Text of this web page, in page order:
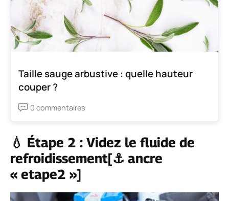
Taille sauge arbustive : quelle hauteur
couper ?
0 commentaires
💧 Étape 2 : Videz le fluide de
refroidissement[⚓ ancre
« etape2 »]